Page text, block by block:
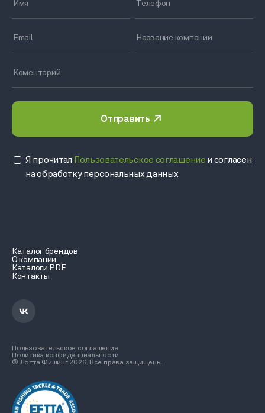
Каталог брендов
О компании
Каталоги PDF
Контакты
Пользовательское соглашение
Политика конфиденциальности
© Лотта Фишинг 2026. Все права защищены
Отправить
Я прочитал Пользовательское соглашение и согласен
на обработку персональных данных